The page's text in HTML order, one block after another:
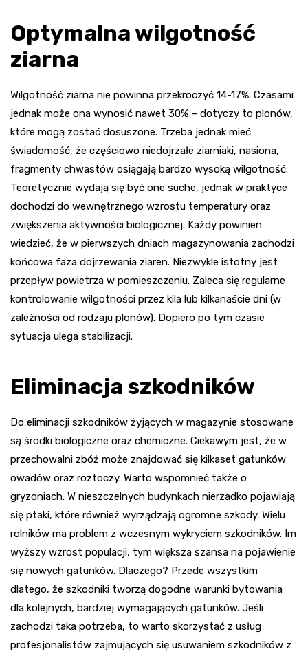
Optymalna wilgotność
ziarna
Wilgotność ziarna nie powinna przekroczyć 14-17%. Czasami
jednak może ona wynosić nawet 30% – dotyczy to plonów,
które mogą zostać dosuszone. Trzeba jednak mieć
świadomość, że częściowo niedojrzałe ziarniaki, nasiona,
fragmenty chwastów osiągają bardzo wysoką wilgotność.
Teoretycznie wydają się być one suche, jednak w praktyce
dochodzi do wewnętrznego wzrostu temperatury oraz
zwiększenia aktywności biologicznej. Każdy powinien
wiedzieć, że w pierwszych dniach magazynowania zachodzi
końcowa faza dojrzewania ziaren. Niezwykle istotny jest
przepływ powietrza w pomieszczeniu. Zaleca się regularne
kontrolowanie wilgotności przez kila lub kilkanaście dni (w
zależności od rodzaju plonów). Dopiero po tym czasie
sytuacja ulega stabilizacji.
Eliminacja szkodników
Do eliminacji szkodników żyjących w magazynie stosowane
są środki biologiczne oraz chemiczne. Ciekawym jest, że w
przechowalni zbóż może znajdować się kilkaset gatunków
owadów oraz roztoczy. Warto wspomnieć także o
gryzoniach. W nieszczelnych budynkach nierzadko pojawiają
się ptaki, które również wyrządzają ogromne szkody. Wielu
rolników ma problem z wczesnym wykryciem szkodników. Im
wyższy wzrost populacji, tym większa szansa na pojawienie
się nowych gatunków. Dlaczego? Przede wszystkim
dlatego, że szkodniki tworzą dogodne warunki bytowania
dla kolejnych, bardziej wymagających gatunków. Jeśli
zachodzi taka potrzeba, to warto skorzystać z usług
profesjonalistów zajmujących się usuwaniem szkodników z